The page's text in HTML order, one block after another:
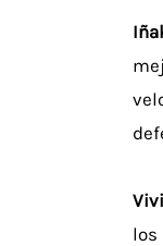
los